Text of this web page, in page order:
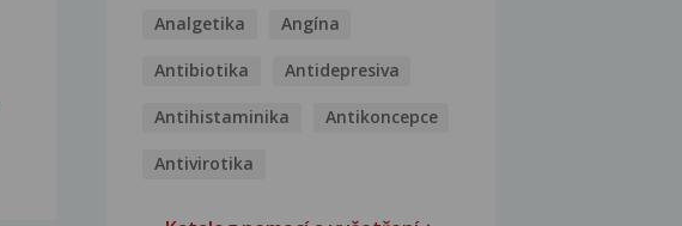
Analgetika Angína
Antibiotika Antidepresiva
Antihistaminika Antikoncepce
Antivirotika